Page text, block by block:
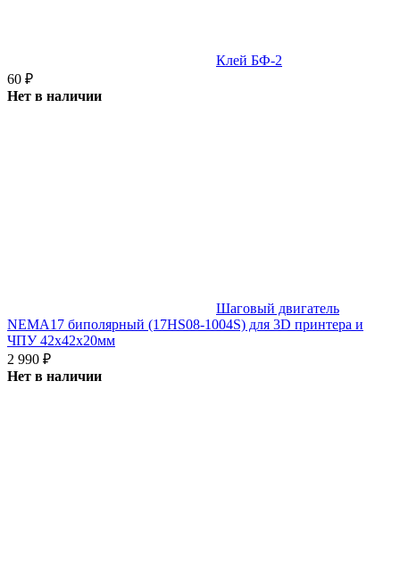
Клей БФ-2
60 ₽
Нет в наличии
Шаговый двигатель
NEMA17 биполярный (17HS08-1004S) для 3D принтера и
ЧПУ 42x42x20мм
2 990 ₽
Нет в наличии